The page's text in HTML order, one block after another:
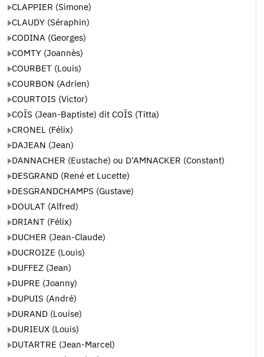
CLAPPIER (Simone)
CLAUDY (Séraphin)
CODINA (Georges)
COMTY (Joannès)
COURBET (Louis)
COURBON (Adrien)
COURTOIS (Victor)
COÏS (Jean-Baptiste) dit COÏS (Titta)
CRONEL (Félix)
DAJEAN (Jean)
DANNACHER (Eustache) ou D'AMNACKER (Constant)
DESGRAND (René et Lucette)
DESGRANDCHAMPS (Gustave)
DOULAT (Alfred)
DRIANT (Félix)
DUCHER (Jean-Claude)
DUCROIZE (Louis)
DUFFEZ (Jean)
DUPRE (Joanny)
DUPUIS (André)
DURAND (Louise)
DURIEUX (Louis)
DUTARTRE (Jean-Marcel)